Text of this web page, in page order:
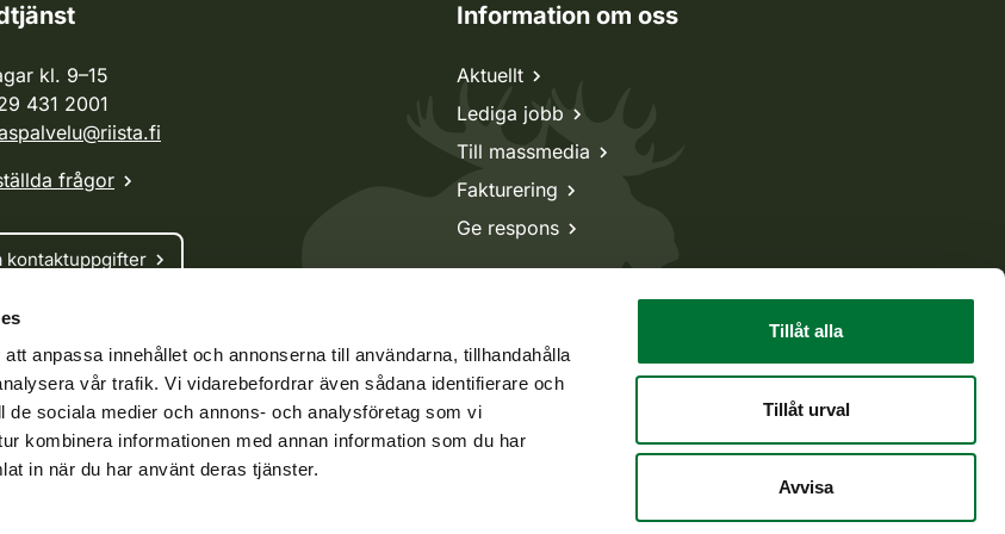
anpassa innehållet och annonserna till användarna, tillhandahålla
vår trafik. Vi vidarebefordrar även sådana identifierare och
de sociala medier och annons- och analysföretag som vi
kombinera informationen med annan information som du har
in när du har använt deras tjänster.
Tillåt alla
Tillåt urval
Avvisa
kl. 9–15
431 2001
frågor
kontaktuppgifter
-tjänsten
om licenser och dispenser
Information om oss
Aktuellt
Lediga jobb
Till massmedia
Fakturering
Ge respons